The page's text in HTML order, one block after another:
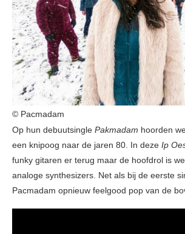
© Pacmadam
Op hun debuutsingle Pakmadam hoorden
een knipoog naar de jaren 80. In deze Ip
funky gitaren er terug maar de hoofdrol is
analoge synthesizers. Net als bij de eerste
Pacmadam opnieuw feelgood pop van de